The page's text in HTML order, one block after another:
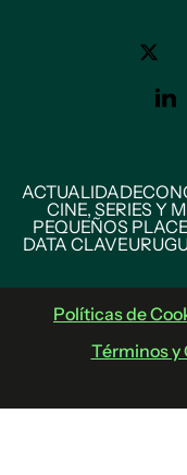
ACTUALIDAD
CINE, SERIES Y
PEQUEÑOS
DATA CLAVE
Políticas de
Términos y